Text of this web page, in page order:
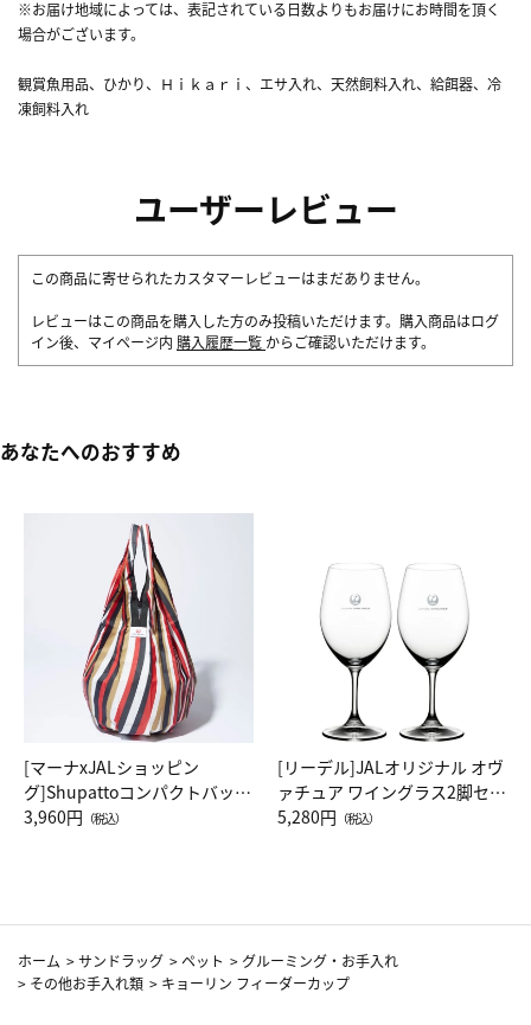
※お届け地域によっては、表記されている日数よりもお届けにお時間を頂く
場合がございます。
観賞魚用品、ひかり、Ｈｉｋａｒｉ、エサ入れ、天然飼料入れ、給餌器、冷
凍飼料入れ
ユーザーレビュー
この商品に寄せられたカスタマーレビューはまだありません。
レビューはこの商品を購入した方のみ投稿いただけます。購入商品はログ
イン後、マイページ内 購入履歴一覧 からご確認いただけます。
あなたへのおすすめ
[マーナxJALショッピン
グ]Shupattoコンパクトバッグ
Drop JAL客室乗務員（LC）ス
3,960円 （税込）
[リーデル]JALオリジナル オヴ
ァチュア ワイングラス2脚セッ
ト（レッドワイン）
5,280円 （税込）
ホーム >サンドラッグ >ペット > グルーミング・お手入れ
> その他お手入れ類 > キョーリン フィーダーカップ